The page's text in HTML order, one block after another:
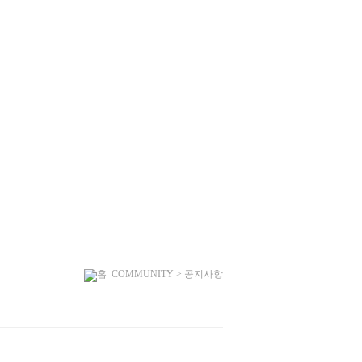
COMMUNITY > 공지사항